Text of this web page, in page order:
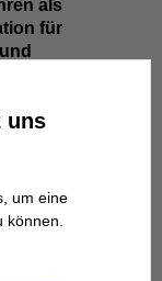
als
für
uns
um eine